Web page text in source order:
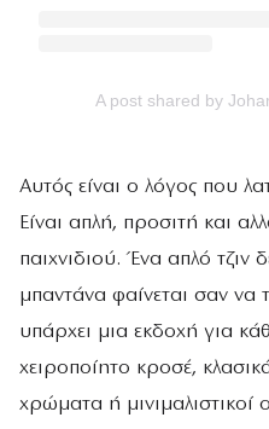
A post shared by
Αυτός είναι ο λόγος που
Είναι απλή, προσιτή και
παιχνιδιού. Ένα απλό τζιν
μπαντάνα φαίνεται σαν να
υπάρχει μια εκδοχή για
χειροποίητο κροσέ,
χρώματα ή μινιμαλιστικοί